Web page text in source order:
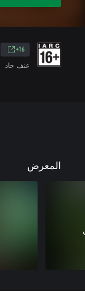
16+
عنف حاد
المعرض